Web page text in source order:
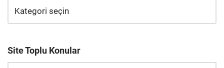
Site Toplu Konular